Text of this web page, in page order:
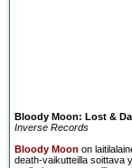
Bloody Moon: Lost &
Inverse Records
Bloody Moon on
death-vaikutteilla soittava